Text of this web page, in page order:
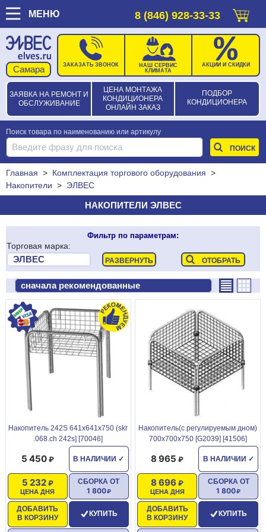
МЕНЮ 8 (846) 928-33-33
ЗАЯВКА НА РЕМОНТ И
ОБСЛУЖИВАНИЕ
ЦЕНА МОНТАЖА
КОНДИЦИОНЕРА
ОНЛАЙН ЗАКАЗ
ПОДБОР
КОНДИЦИОНЕРА
ЗАКАЗАТЬ ЗВОНОК
НАШ СЕРВИС
КЛИМАТА
АКЦИИ И СКИДКИ
Поиск товара по наименованию или артикулу
Главная > Комплектация торгового оборудования >
Накопители > ЭЛВЕС
НАКОПИТЕЛИ ЭЛВЕС
Фильтр по параметрам:
Торговая марка:
Накопитель 242S 641x641x750 (skr
.068.ch 242s] [70046]
В НАЛИЧИИ ✓
5 450
ЦЕНА ДНЯ
5 232
ДОБАВИТЬ
В КОРЗИНУ
СБОРКА ОТ
1 800
КУПИТЬ
Накопитель(с регулируемым дном)
700x700x750 [G2039] [41506]
В НАЛИЧИИ ✓
8 965
ЦЕНА ДНЯ
8 696
ДОБАВИТЬ
В КОРЗИНУ
СБОРКА ОТ
1 800
КУПИТЬ